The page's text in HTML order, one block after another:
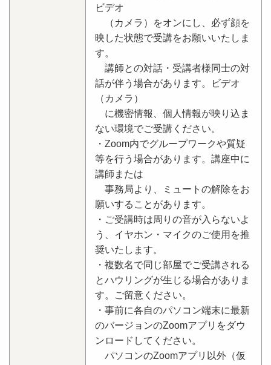
ビデオ
（カメラ）をオンにし、必ず顔を
映した状態で受講をお願いいたしま
す。
講師との対話・受講者様同士の対
話が伴う場合があります。ビデオ
（カメラ）
に機密情報、個人情報が映り込ま
ない環境でご受講ください。
・Zoom内でグループワークや質疑
等を行う場合があります。講座中に
講師または
事務局より、ミュートの解除をお
願いすることがあります。
・ご受講時は周りの音が入らないよ
う、イヤホン・マイクのご使用を推
奨いたします。
・複数名で同じ部屋でご受講される
とハウリングが生じる場合がありま
す。ご留意ください。
・事前に各自のパソコン端末に最新
のバージョンのZoomアプリをダウ
ンロードしてください。
パソコンのZoomアプリ以外（仮